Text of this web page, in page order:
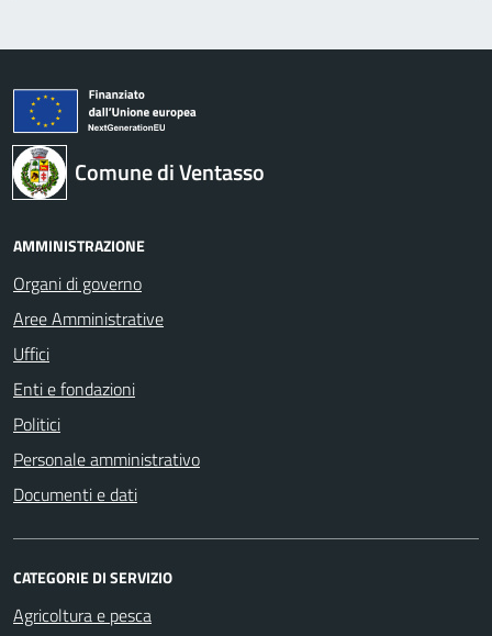
Comune di Ventasso
AMMINISTRAZIONE
Organi di governo
Aree Amministrative
Uffici
Enti e fondazioni
Politici
Personale amministrativo
Documenti e dati
CATEGORIE DI SERVIZIO
Agricoltura e pesca